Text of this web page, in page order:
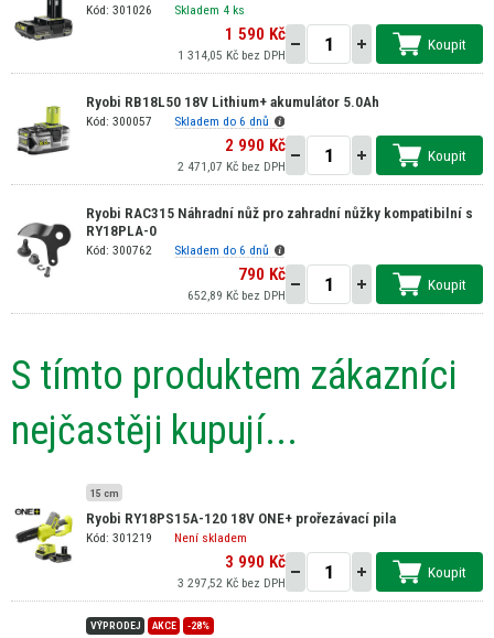
Kód: 301026 Skladem 4 ks
1 590 Kč
1 314,05 Kč bez DPH
Koupit
Ryobi RB18L50 18V Lithium+ akumulátor 5.0Ah
Kód: 300057 Skladem do 6 dnů
2 990 Kč
2 471,07 Kč bez DPH
Koupit
Ryobi RAC315 Náhradní nůž pro zahradní nůžky kompatibilní s
RY18PLA-0
Kód: 300762 Skladem do 6 dnů
790 Kč
652,89 Kč bez DPH
Koupit
S tímto produktem zákazníci
nejčastěji kupují...
15 cm
Ryobi RY18PS15A-120 18V ONE+ prořezávací pila
Kód: 301219 Není skladem
3 990 Kč
3 297,52 Kč bez DPH
Koupit
VÝPRODEJ AKCE -28%